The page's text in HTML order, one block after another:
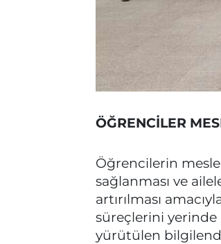
ÖĞRENCİLER
Öğrencilerin
sağlanması ve
artırılması
süreçlerini yerinde
yürütülen